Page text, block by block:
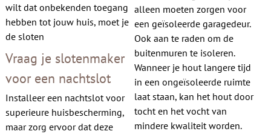
wilt dat onbekenden toegang
hebben tot jouw huis, moet je
de sloten
Vraag je slotenmaker
voor een nachtslot
Installeer een nachtslot voor
superieure huisbescherming,
maar zorg ervoor dat deze
alleen moeten zorgen voor
een geïsoleerde garagedeur.
Ook aan te raden om de
buitenmuren te isoleren.
Wanneer je hout langere tijd
in een ongeïsoleerde ruimte
laat staan, kan het hout door
tocht en het vocht van
mindere kwaliteit worden.